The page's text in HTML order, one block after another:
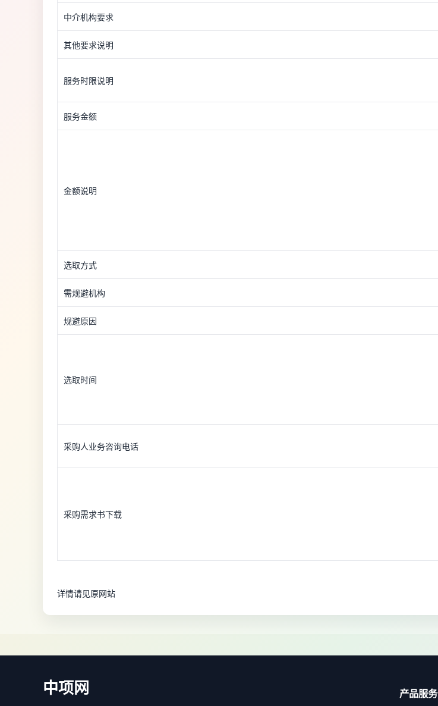
中介机构要求
其他要求说明
服务时限说明
服务金额
金额说明
选取方式
需规避机构
规避原因
选取时间
采购人业务咨询电话
采购需求书下载
详情请见原网站
中项网 产品服务